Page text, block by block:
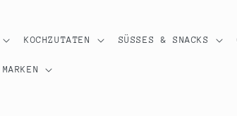
KOCHZUTATEN SÜSSES & SNACKS